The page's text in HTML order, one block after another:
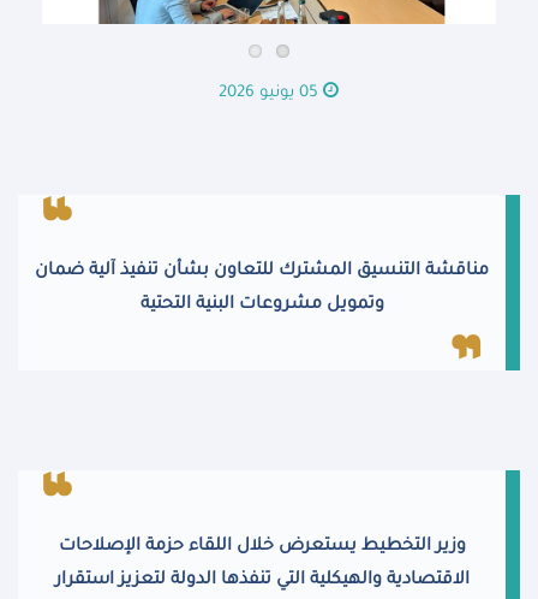
05 يونيو 2026
مناقشة التنسيق المشترك للتعاون بشأن تنفيذ آلية ضمان
وتمويل مشروعات البنية التحتية
وزير التخطيط يستعرض خلال اللقاء حزمة الإصلاحات
الاقتصادية والهيكلية التي تنفذها الدولة لتعزيز استقرار